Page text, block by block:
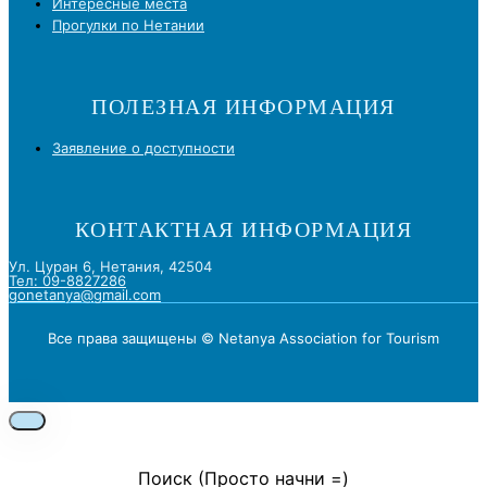
Интересные места
Прогулки по Нетании
ПОЛЕЗНАЯ ИНФОРМАЦИЯ
Заявление о доступности
КОНТАКТНАЯ ИНФОРМАЦИЯ
Ул. Цуран 6, Нетания, 42504
Тел: 09-8827286
gonetanya@gmail.com
Все права защищены © Netanya Association for Tourism
Поиск (Просто начни =)